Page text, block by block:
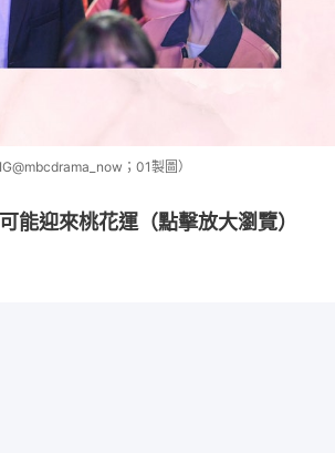
；01製圖）
能迎來桃花運（點擊放大瀏覽）